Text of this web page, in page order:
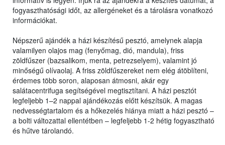
fogyaszthatósági időt, az allergéneket és a tárolásra vonatkozó
információkat.
Népszerű ajándék a házi készítésű pesztó, amelynek alapja
valamilyen olajos mag (fenyőmag, dió, mandula), friss
zöldfűszer (bazsalikom, menta, petrezselyem), valamint jó
minőségű olívaolaj. A friss zöldfűszereket nem elég átöblíteni,
érdemes több soron, alaposan átmosni, akár egy
salátacentrifuga segítségével megtisztítani. A házi pesztót
legfeljebb 1–2 nappal ajándékozás előtt készítsük. A magas
nedvességtartalom és a hőkezelés hiánya miatt a házi pesztó –
a bolti változattal ellentétben – legfeljebb 1-2 hétig fogyasztható
és hűtve tárolandó.